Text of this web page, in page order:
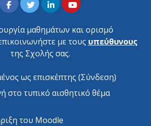
μαθημάτων και ορισμό
με τους υπεύθυνους
της Σχολής σας.
ως επισκέπτης (Σύνδεση)
στο τυπικό αισθητικό θέμα
του Moodle